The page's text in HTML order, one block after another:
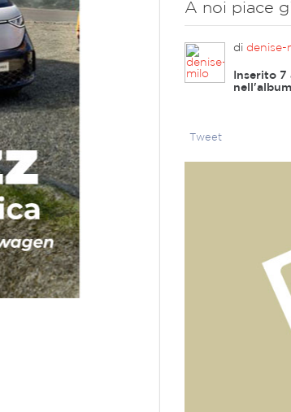
A noi piace
di denise-
Inserito 7
nell'album
Tweet